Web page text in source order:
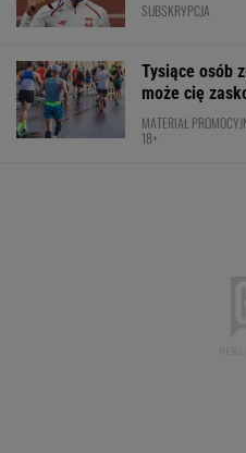
SUBSKRYPCJA
Tysiące osób
może cię
MATERIAŁ
18+